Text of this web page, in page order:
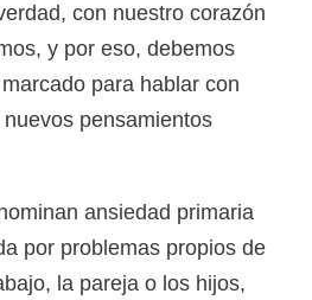
con nuestro corazón
y por eso, debemos
para hablar con
pensamientos
ansiedad primaria
por problemas propios de
la pareja o los hijos,